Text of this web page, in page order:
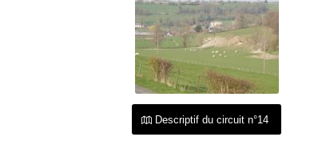
Descriptif du circuit n°14